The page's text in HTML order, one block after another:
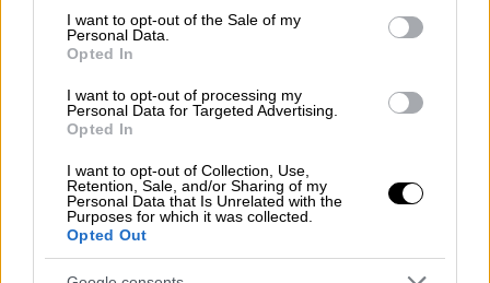
consent section.
I want to opt-out of the Sale of my
Personal Data.
Opted In
I want to opt-out of processing my
Personal Data for Targeted Advertising.
Opted In
I want to opt-out of Collection, Use,
Retention, Sale, and/or Sharing of my
Personal Data that Is Unrelated with the
Purposes for which it was collected.
Opted Out
Αθλητισμός| 25.06.2019 22:58
Σλούκας σε Αντετοκούνμπο:
«Συγχαρητήρια Γιάνναρε» (pic)
Το tweet του γκαρντ της Φενέρμπαχτσε